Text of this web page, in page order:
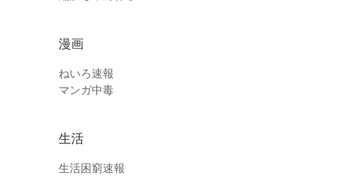
漫画
ねいろ速報
マンガ中毒
生活
生活困窮速報